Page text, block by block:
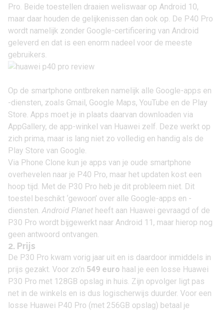
Pro. Beide toestellen draaien weliswaar op Android 10,
maar daar houden de gelijkenissen dan ook op. De P40 Pro
wordt namelijk zonder Google-certificering van Android
geleverd en dat is een enorm nadeel voor de meeste
gebruikers.
Op de smartphone ontbreken namelijk alle Google-apps en
-diensten, zoals Gmail, Google Maps, YouTube en de Play
Store. Apps moet je in plaats daarvan downloaden via
AppGallery, de app-winkel van Huawei zelf. Deze werkt op
zich prima, maar is lang niet zo volledig en handig als de
Play Store van Google.
Via Phone Clone kun je apps van je oude smartphone
overhevelen naar je P40 Pro, maar het updaten kost een
hoop tijd. Met de P30 Pro heb je dit probleem niet. Dit
toestel beschikt ‘gewoon’ over alle Google-apps en -
diensten. Android Planet heeft aan Huawei gevraagd of de
P30 Pro wordt bijgewerkt naar Android 11 , maar hierop nog
geen antwoord ontvangen.
2. Prijs
De P30 Pro kwam vorig jaar uit en is daardoor inmiddels in
prijs gezakt. Voor zo’n 549 euro haal je een losse Huawei
P30 Pro met 128GB opslag in huis. Zijn opvolger ligt pas
net in de winkels en is dus logischerwijs duurder. Voor een
losse Huawei P40 Pro (met 256GB opslag) betaal je